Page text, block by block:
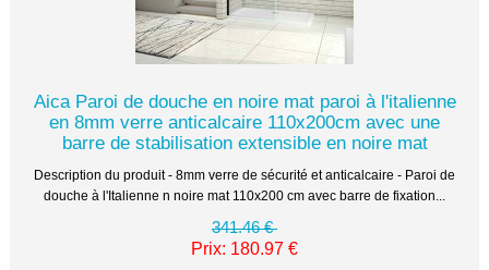
Aica Paroi de douche en noire mat paroi à l'italienne
en 8mm verre anticalcaire 110x200cm avec une
barre de stabilisation extensible en noire mat
Description du produit - 8mm verre de sécurité et anticalcaire - Paroi de
douche à l'Italienne n noire mat 110x200 cm avec barre de fixation...
341.46 €
Prix: 180.97 €